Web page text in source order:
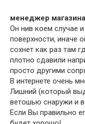
менеджер магазина
Он нив коем случае
поверхности, иначе
сохнет как раз там
плотно сдавили
просто другими
В интернете очень
Лишний (который
ветошью снаружи и
Если Вы правильно